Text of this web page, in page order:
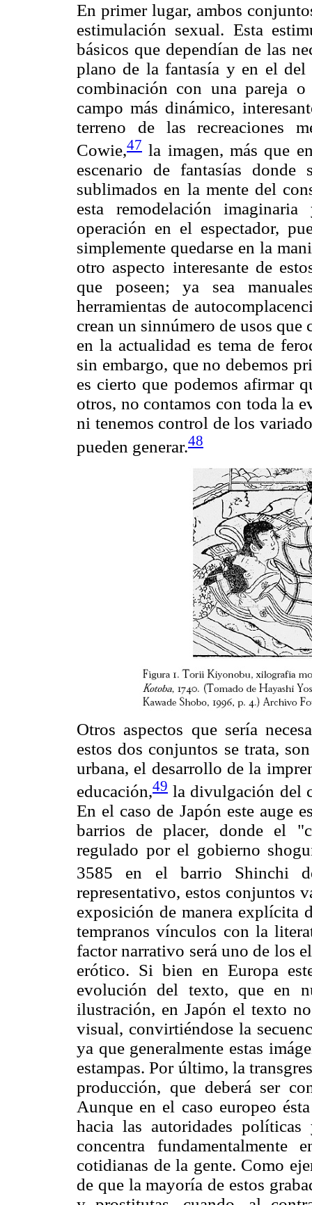
En primer lugar, ambos
estimulación sexual. Esta
básicos que dependían de las
plano de la fantasía y en el del
combinación con una pareja
campo más dinámico,
terreno de las recreaciones
Cowie,47 la imagen, más que
escenario de fantasías donde
sublimados en la mente del
esta remodelación
operación en el espectador,
simplemente quedarse en la
otro aspecto interesante de
que poseen; ya sea
herramientas de
crean un sinnúmero de usos
en la actualidad es tema de
sin embargo, que no debemos
es cierto que podemos afirmar
otros, no contamos con toda la
ni tenemos control de los
pueden generar.48
Otros aspectos que sería
estos dos conjuntos se trata,
urbana, el desarrollo de la
educación,49 la divulgación del
En el caso de Japón este auge
barrios de placer, donde el
regulado por el gobierno
3585 en el barrio Shinchi
representativo, estos conjuntos
exposición de manera explícita
tempranos vínculos con la
factor narrativo será uno de los
erótico. Si bien en Europa
evolución del texto, que en
ilustración, en Japón el texto
visual, convirtiéndose la
ya que generalmente estas
estampas. Por último, la
producción, que deberá ser
Aunque en el caso europeo
hacia las autoridades
concentra fundamentalmente
cotidianas de la gente. Como
de que la mayoría de estos